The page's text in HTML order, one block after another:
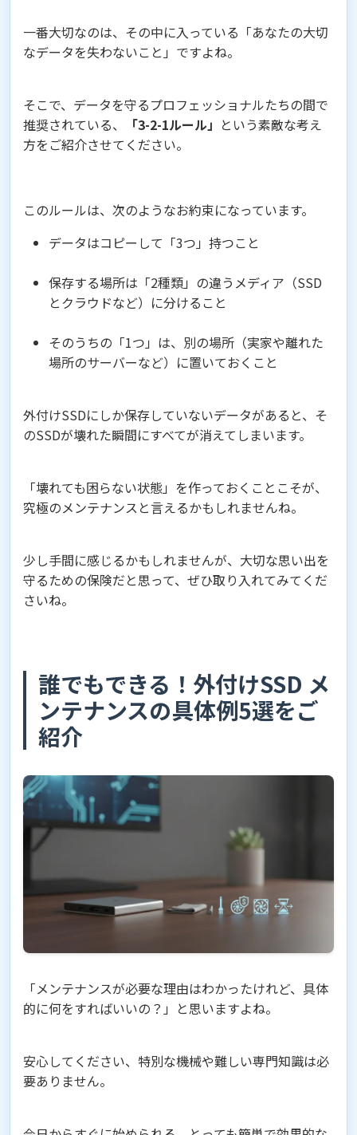
一番大切なのは、その中に入っている「あなたの大切
なデータを失わないこと」ですよね。
そこで、データを守るプロフェッショナルたちの間で
推奨されている、
「3-2-1ルール」 という素敵な考え
方をご紹介させてください。
このルールは、次のようなお約束になっています。
データはコピーして「3つ」持つこと
保存する場所は「2種類」の違うメディア（SSD
とクラウドなど）に分けること
そのうちの「1つ」は、別の場所（実家や離れた
場所のサーバーなど）に置いておくこと
外付けSSDにしか保存していないデータがあると、そ
のSSDが壊れた瞬間にすべてが消えてしまいます。
「壊れても困らない状態」を作っておくことこそが、
究極のメンテナンスと言えるかもしれませんね。
少し手間に感じるかもしれませんが、大切な思い出を
守るための保険だと思って、ぜひ取り入れてみてくだ
さいね。
誰でもできる！外付けSSD メ
ンテナンスの具体例5選をご
紹介
「メンテナンスが必要な理由はわかったけれど、具体
的に何をすればいいの？」と思いますよね。
安心してください、特別な機械や難しい専門知識は必
要ありません。